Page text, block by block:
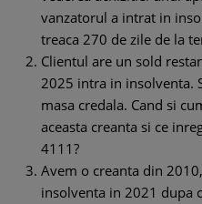
vanzatorul a intrat in
treaca 270 de zile de la
Clientul are un sold
2025 intra in insolventa.
masa credala. Cand si
aceasta creanta si ce
4111?
Avem o creanta din
insolventa in 2021 dupa